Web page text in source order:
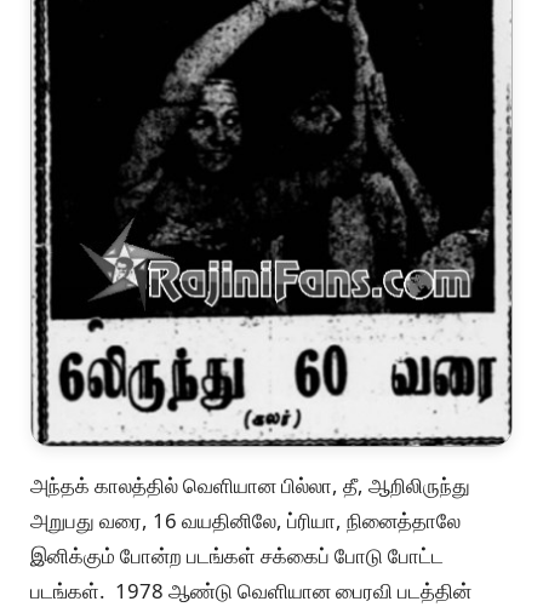
அந்தக் காலத்தில் வெளியான பில்லா, தீ, ஆறிலிருந்து
அறுபது வரை, 16 வயதினிலே, ப்ரியா, நினைத்தாலே
இனிக்கும் போன்ற படங்கள் சக்கைப் போடு போட்ட
படங்கள். 1978 ஆண்டு வெளியான பைரவி படத்தின்